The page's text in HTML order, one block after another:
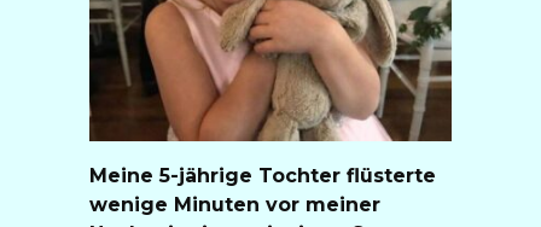
Meine 5-jährige Tochter flüsterte
wenige Minuten vor meiner